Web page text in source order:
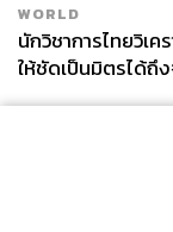
WORLD
นักวิชาการไทยวิเ
ให้ชัดเป็นมิตรได้ถึ